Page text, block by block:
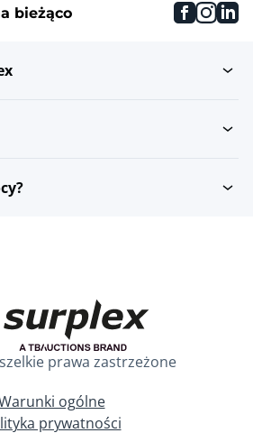
Piece do wyzarzania
bieżąco
prawa zastrzeżone
ogólne
prywatności